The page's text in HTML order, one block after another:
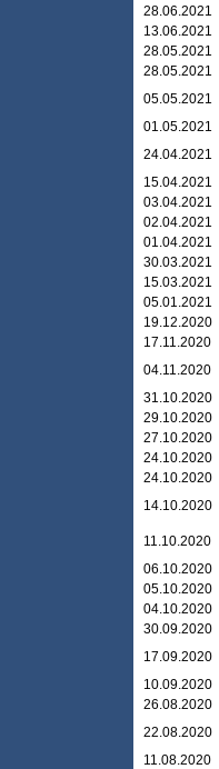
28.06.2021
13.06.2021
28.05.2021
28.05.2021
05.05.2021
01.05.2021
24.04.2021
15.04.2021
03.04.2021
02.04.2021
01.04.2021
30.03.2021
15.03.2021
05.01.2021
19.12.2020
17.11.2020
04.11.2020
31.10.2020
29.10.2020
27.10.2020
24.10.2020
24.10.2020
14.10.2020
11.10.2020
06.10.2020
05.10.2020
04.10.2020
30.09.2020
17.09.2020
10.09.2020
26.08.2020
22.08.2020
11.08.2020